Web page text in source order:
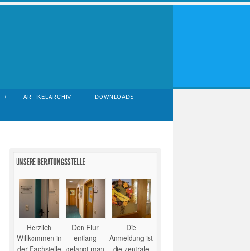
ARTIKELARCHIV DOWNLOADS
UNSERE BERATUNGSSTELLE
Herzlich
Willkommen in
der Fachstelle
Den Flur
entlang
gelangt man
Die
Anmeldung ist
die zentrale